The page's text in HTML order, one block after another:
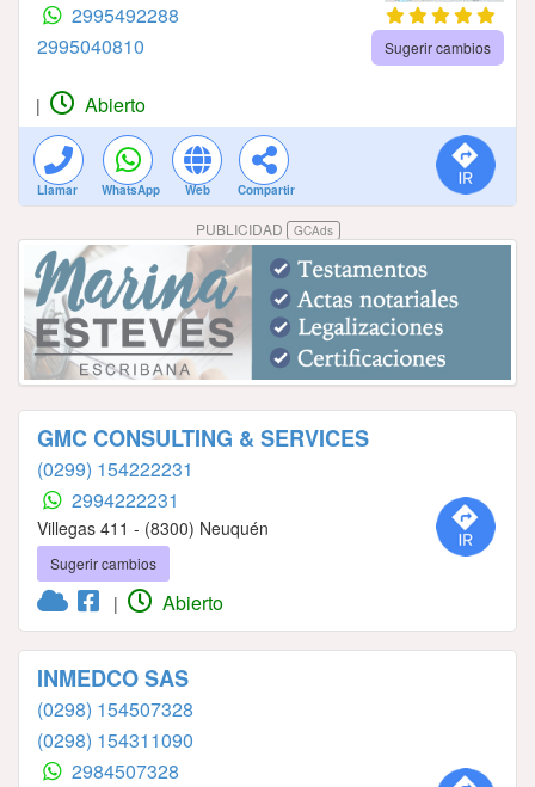
2995492288
2995040810
Sugerir cambios
| Abierto
Llamar WhatsApp Web Compartir
PUBLICIDAD GCAds
GMC CONSULTING & SERVICES
(0299) 154222231
2994222231
Villegas 411 - (8300) Neuquén
Sugerir cambios
| Abierto
INMEDCO SAS
(0298) 154507328
(0298) 154311090
2984507328